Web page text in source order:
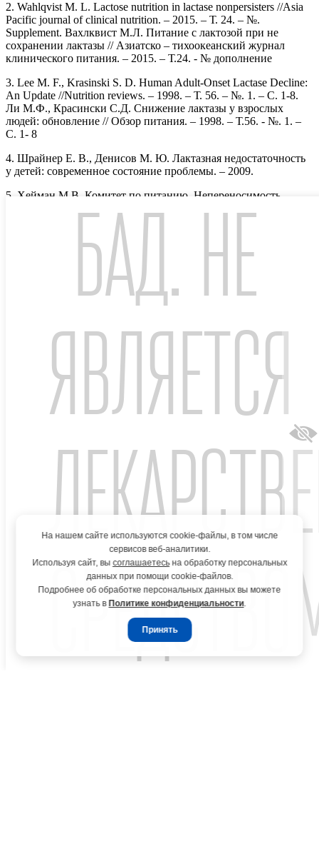
2. Wahlqvist M. L. Lactose nutrition in lactase nonpersisters //Asia
Pacific journal of clinical nutrition. – 2015. – Т. 24. – №.
Supplement. Вахлквист М.Л. Питание с лактозой при не
сохранении лактазы // Азиатско – тихоокеанский журнал
клинического питания. – 2015. – Т.24. - № дополнение
3. Lee M. F., Krasinski S. D. Human Adult‐Onset Lactase Decline:
An Update //Nutrition reviews. – 1998. – Т. 56. – №. 1. – С. 1-8.
Ли М.Ф., Красински С.Д. Снижение лактазы у взрослых
людей: обновление // Обзор питания. – 1998. – Т.56. - №. 1. –
С. 1- 8
4. Шрайнер Е. В., Денисов М. Ю. Лактазная недостаточность
у детей: современное состояние проблемы. – 2009.
5. Хейман М.В. Комитет по питанию. Непереносимость
- Т. 118. - №3. - с. 1279 – 1286
6. Усаи - Сатта П. и соавт. Мальабсорбция и непереносимость
лактозы: что является лучшим в плане клинического
менеджмента? // Всемирный журнал гастроинтестинальной
фармакологии и терапии. - 2012. - Т.3. - №3. - с.29
7. Усенко Д. В., Горелов А. В. Лактазная недостаточность у
8. Монталто М. и соавт. Менеджмент и лечение
гастроэнетрологии: ВЖГ. - 2006. - т.12. - №2. - с. 187
муниципальный округ Пресненский, ул. Тестовская, д. 10,
помещ. 1/16, info@otcpharm.ru
Сообщить о нежелательном явлении
| Политика
БАД. НЕ
ЯВЛЯЕТСЯ
На нашем сайте используются cookie-файлы, в том числе
сервисов веб-аналитики.
Используя сайт, вы соглашаетесьна обработку персональных
данных при помощи cookie-файлов.
Подробнее об обработке персональных данных вы можете
узнать в Политике конфиденциальности.
Принять